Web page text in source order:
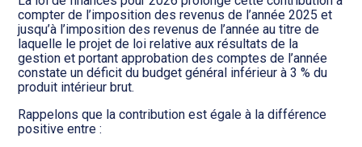
compter de l’imposition des revenus de l’année 2025 et
jusqu’à l’imposition des revenus de l’année au titre de
laquelle le projet de loi relative aux résultats de la
gestion et portant approbation des comptes de l’année
constate un déficit du budget général inférieur à 3 % du
produit intérieur brut.
Rappelons que la contribution est égale à la différence
positive entre :